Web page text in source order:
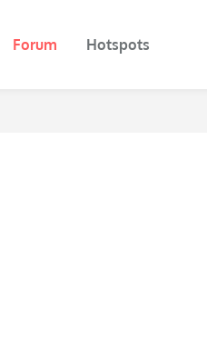
Forum Hotspots